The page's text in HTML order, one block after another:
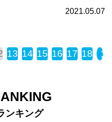
2021.05.07
13 14 15 16 17 18
ンキング